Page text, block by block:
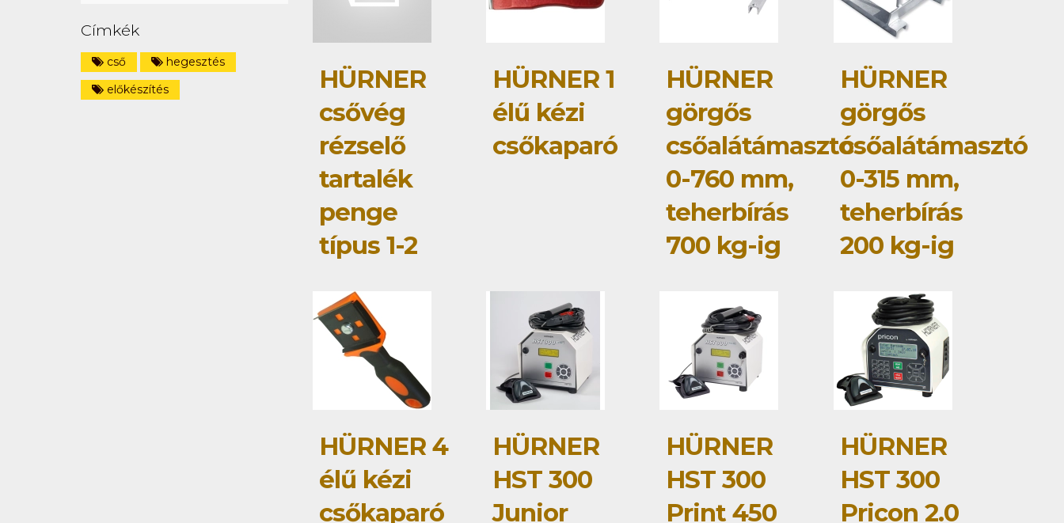
Címkék
cső
hegesztés
előkészítés
HÜRNER
csővég
rézselő
tartalék
penge
típus 1-2
HÜRNER 1
élű kézi
csőkaparó
HÜRNER
görgős
csőalátámasztó
0-760 mm,
teherbírás
700 kg-ig
HÜRNER
görgős
csőalátámasztó
0-315 mm,
teherbírás
200 kg-ig
HÜRNER 4
élű kézi
csőkaparó
HÜRNER
HST 300
Junior
HÜRNER
HST 300
Print 450
HÜRNER
HST 300
Pricon 2.0